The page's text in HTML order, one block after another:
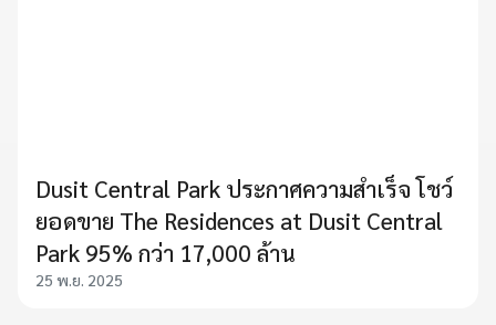
Dusit Central Park ประกาศความสำเร็จ โชว์
ยอดขาย The Residences at Dusit Central
Park 95% กว่า 17,000 ล้าน
25 พ.ย. 2025